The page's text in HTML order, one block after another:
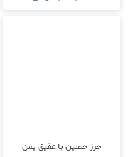
حرز حصین با عقیق یمن